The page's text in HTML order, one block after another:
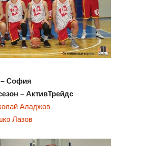
София
– АктивТрейдс
Аладжов
Лазов